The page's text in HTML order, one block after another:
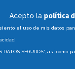
Acepto la política
el uso de mis datos
DATOS SEGUROS”, así